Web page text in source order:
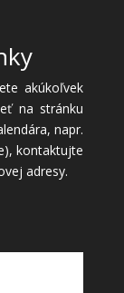
akúkoľvek
na stránku
napr.
kontaktujte
adresy.